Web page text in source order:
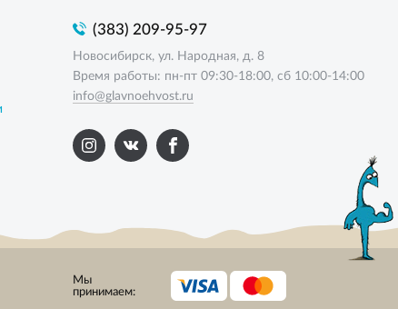
(383) 209-95-97
Новосибирск, ул. Народная, д. 8
Время работы: пн-пт 09:30-18:00, сб 10:00-14:00
info@glavnoehvost.ru
Мы
принимаем: